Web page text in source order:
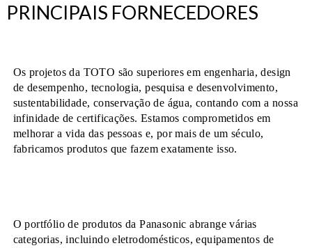
PRINCIPAIS FORNECEDORES
Os projetos da TOTO são superiores em engenharia, design
de desempenho, tecnologia, pesquisa e desenvolvimento,
sustentabilidade, conservação de água, contando com a nossa
infinidade de certificações. Estamos comprometidos em
melhorar a vida das pessoas e, por mais de um século,
fabricamos produtos que fazem exatamente isso.
O portfólio de produtos da Panasonic abrange várias
categorias, incluindo eletrodomésticos, equipamentos de